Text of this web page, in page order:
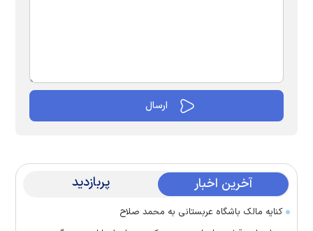
آخرین اخبار پربازدید
کنایه مالک باشگاه عربستانی به محمد صلاح